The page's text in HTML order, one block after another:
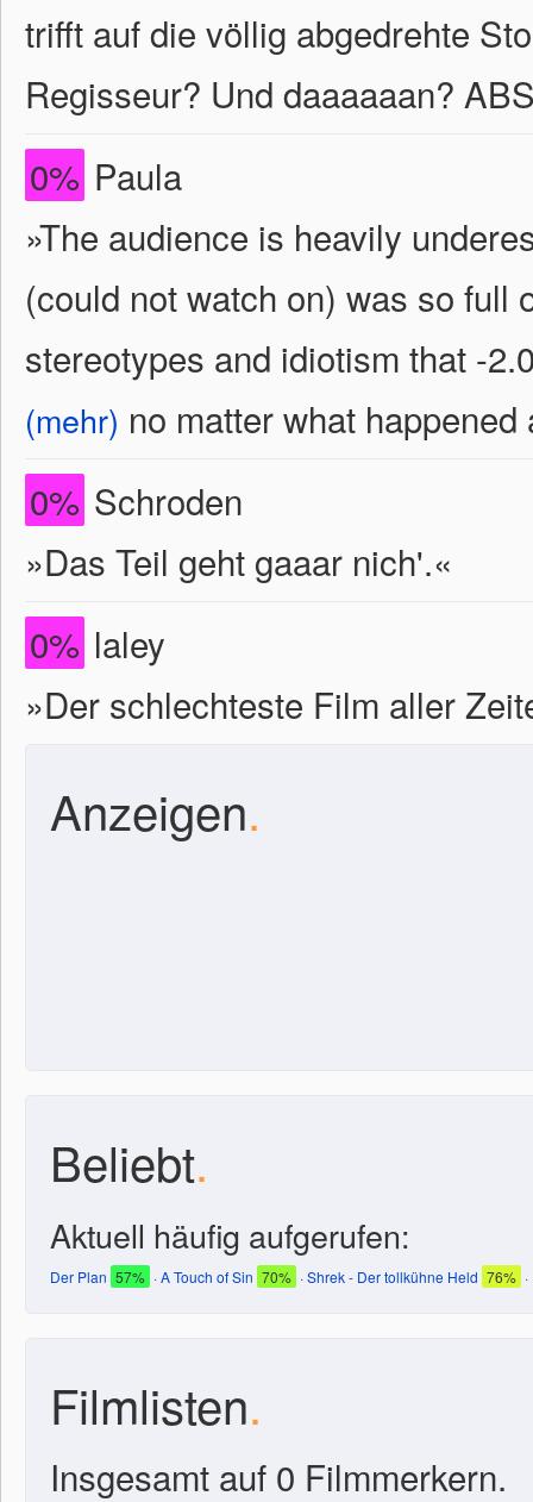
trifft auf die völlig abgedrehte
Regisseur? Und daaaaaan?
0% Paula
»The audience is heavily
(could not watch on) was so full
stereotypes and idiotism that -
(mehr) no matter what happened
0% Schroden
»Das Teil geht gaaar nich'.«
0% laley
»Der schlechteste Film aller
Anzeigen.
Beliebt.
Aktuell häufig aufgerufen:
Der Plan 57% ·A Touch of Sin 70% ·Shrek - Der tollkühne Held 76% ·
Filmlisten.
Insgesamt auf 0 Filmmerkern.